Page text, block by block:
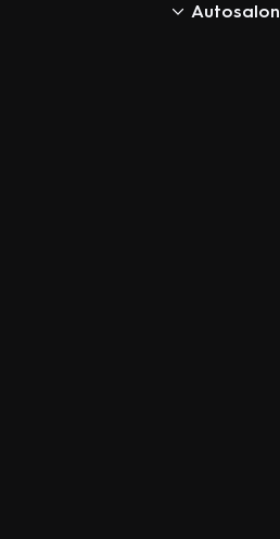
Autosalon